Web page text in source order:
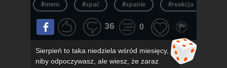
#mem #spać #spanie #reakcja
36 0
Sierpień to taka niedziela wśród miesięcy,
niby odpoczywasz, ale wiesz, że zaraz